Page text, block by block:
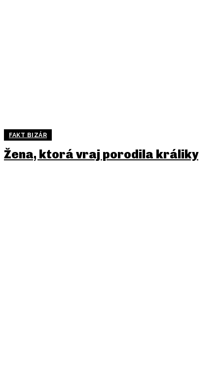
FAKT BIZÁR
Žena, ktorá vraj porodila králiky